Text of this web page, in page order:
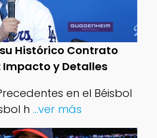
Histórico Contrato
Impacto y Detalles
en el Béisbol
h ...ver más